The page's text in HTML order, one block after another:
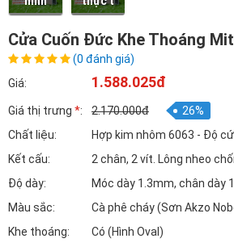
Cửa Cuốn Đức Khe Thoáng
(0 đánh giá)
Giá:
1.588.025đ
Giá thị trưng *: 2.170.000đ
26%
Chất liệu:
Hợp kim nhôm 6063 - Độ
Kết cấu:
2 chân, 2 vít. Lông nheo
Độ dày:
Móc dày 1.3mm, chân dày
Màu sắc:
Cà phê cháy (Sơn Akzo
Khe thoáng:
Có (Hình Oval)